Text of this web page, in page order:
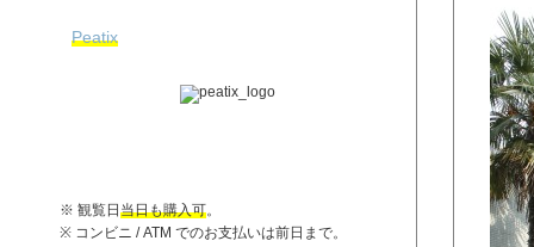
Peatix
※ 観覧日 当日も購入可。
※ コンビニ / ATM でのお支払いは前日まで。